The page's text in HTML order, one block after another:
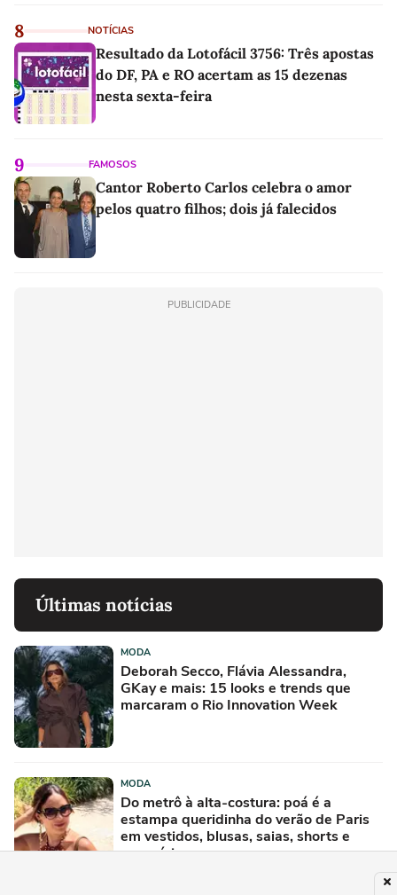
8 NOTÍCIAS
Resultado da Lotofácil 3756: Três apostas
do DF, PA e RO acertam as 15 dezenas
nesta sexta-feira
9 FAMOSOS
Cantor Roberto Carlos celebra o amor
pelos quatro filhos; dois já falecidos
PUBLICIDADE
Últimas notícias
MODA
Deborah Secco, Flávia Alessandra,
GKay e mais: 15 looks e trends que
marcaram o Rio Innovation Week
MODA
Do metrô à alta-costura: poá é a
estampa queridinha do verão de Paris
em vestidos, blusas, saias, shorts e
acessórios